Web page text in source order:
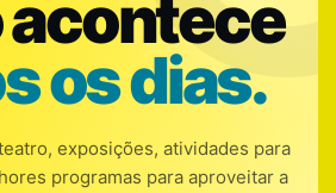
acontece
os dias.
exposições, atividades para
programas para aproveitar a